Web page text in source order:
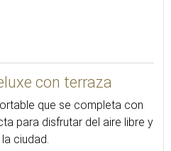
con terraza
que se completa con
para disfrutar del aire libre y
ciudad.